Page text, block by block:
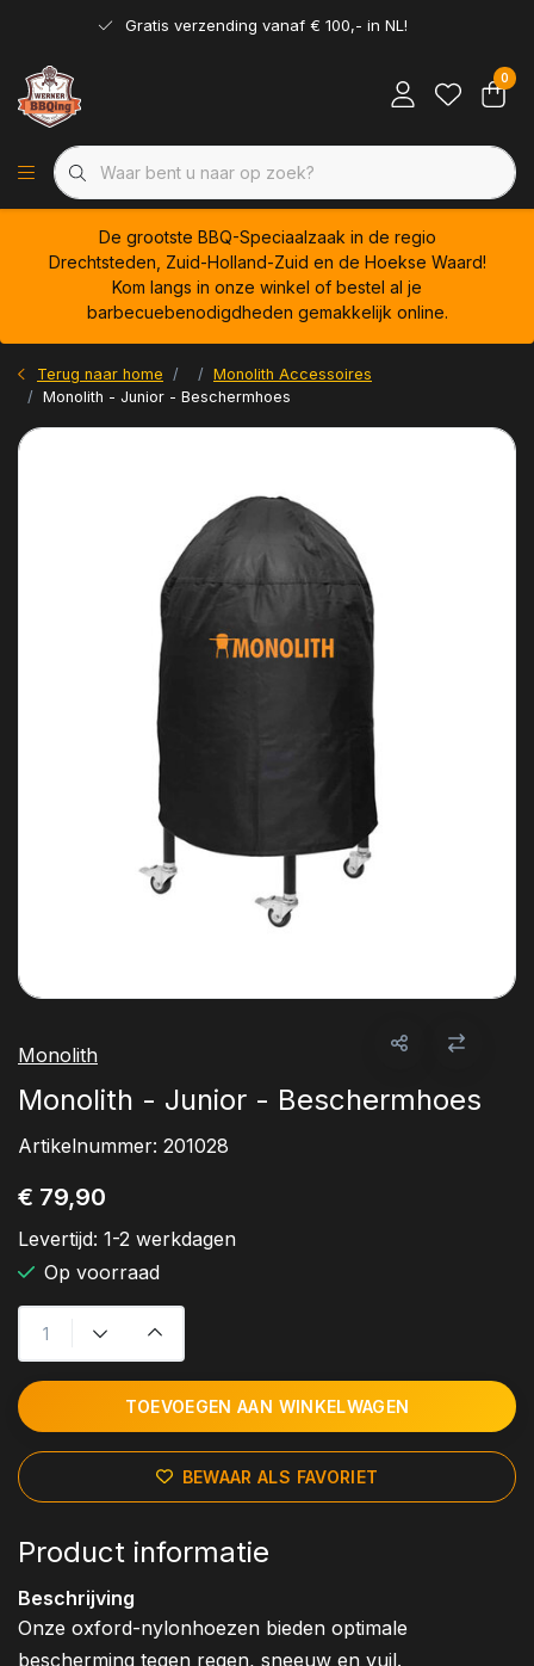
Gratis verzending vanaf € 100,- in NL!
0
De grootste BBQ-Speciaalzaak in de regio
Drechtsteden, Zuid-Holland-Zuid en de Hoekse Waard!
Kom langs in onze winkel of bestel al je
barbecuebenodigdheden gemakkelijk online.
Terug naar home
Monolith Accessoires
Monolith - Junior - Beschermhoes
Monolith
Monolith - Junior - Beschermhoes
Artikelnummer: 201028
€ 79,90
Levertijd: 1-2 werkdagen
Op voorraad
TOEVOEGEN AAN WINKELWAGEN
BEWAAR ALS FAVORIET
Product informatie
Beschrijving
Onze oxford-nylonhoezen bieden optimale
bescherming tegen regen, sneeuw en vuil.